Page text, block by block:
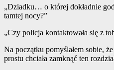
„Dziadku… o której dokładnie
tamtej nocy?”
„Czy policja kontaktowała się z
Na początku pomyślałem sobie,
prostu chciała zamknąć ten